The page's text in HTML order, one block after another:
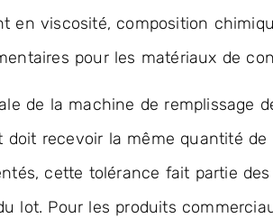
en viscosité, composition
pour les matériaux de
de la machine de remplissage
doit recevoir la même quantité
cette tolérance fait partie
lot. Pour les produits